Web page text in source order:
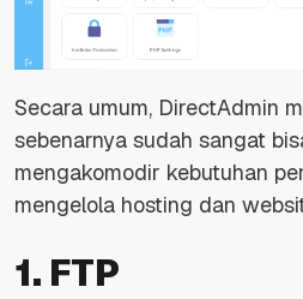
Secara umum, DirectAdmin
sebenarnya sudah sangat
mengakomodir kebutuhan
mengelola hosting dan
1. FTP